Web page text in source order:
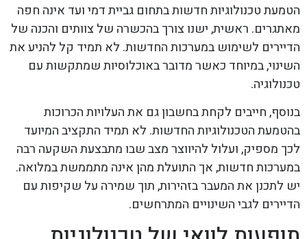
הטמעת טכנולוגיות חדשות בתחום גביית דמי ועד אינה חפה
מאתגרים. ראשית, ישנו צורך בהכשרה של צוותים והכנה של
הדיירים לשימוש במערכות החדשות. לא תמיד קל להניע את
השינוי, במיוחד כאשר מדובר באוכלוסיות שמתקשות עם
טכנולוגיה.
בנוסף, חייבים לקחת בחשבון גם את העלויות הכרוכות
בהטמעת הטכנולוגיות החדשות. לא תמיד התקציב המיועד
לכך מספיק, ועלול להיווצר מצב שבו מתבצעת השקעה רבה
במערכות חדשות, אך התועלת מהן אינה מתממשת במלואה.
יש לתכנן את המעבר בזהירות, תוך שמירה על שקיפות עם
הדיירים לגבי השינויים המתרחשים.